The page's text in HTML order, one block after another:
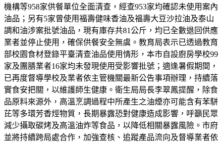
機構等958家供餐單位全面清查，經查953家均確認未使用案內
油品；另有5家曾使用福壽健味香油及福壽大豆沙拉油及泰山
調和油涉案批號油品，現有庫存共81公斤，均已全數退回供應
業者並停止使用，確保供餐安全無虞。教育局表示已透過教育
部校園食材登錄平臺清查油品使用情形，本市自設廚房學校99
家及團膳業者16家均未發現使用受影響批號；適逢暑假期間，
已再度督導學校及業者依主管機關最新公告事項辦理，持續落
實食安把關，以維護師生健康。衛生局局長李翠鳳提醒，除食
品原料來源外，高溫烹調過程中所產生之油煙亦可能含有苯駢
芘等多環芳香烴物質，長期暴露恐對健康造成影響，呼籲民眾
減少攝取碳烤及高溫油炸等食品，以降低相關暴露風險。市府
並將持續跨局處合作，加強查核、追蹤產品流向及督導業者依